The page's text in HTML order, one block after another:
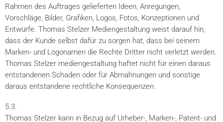
Rahmen des Auftrages gelieferten Ideen, Anregungen,
Vorschläge, Bilder, Grafiken, Logos, Fotos, Konzeptionen und
Entwürfe. Thomas Stelzer Mediengestaltung weist darauf hin,
dass der Kunde selbst dafür zu sorgen hat, dass bei seinem
Marken- und Logonamen die Rechte Dritter nicht verletzt werden.
Thomas Stelzer mediengestaltung haftet nicht für einen daraus
entstandenen Schaden oder für Abmahnungen und sonstige
daraus entstandene rechtliche Konsequenzen.
5.3.
Thomas Stelzer kann in Bezug auf Urheber-, Marken-, Patent- und